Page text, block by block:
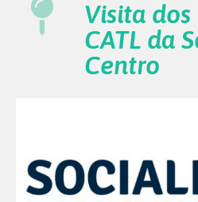
Visita
CATL da
Centro